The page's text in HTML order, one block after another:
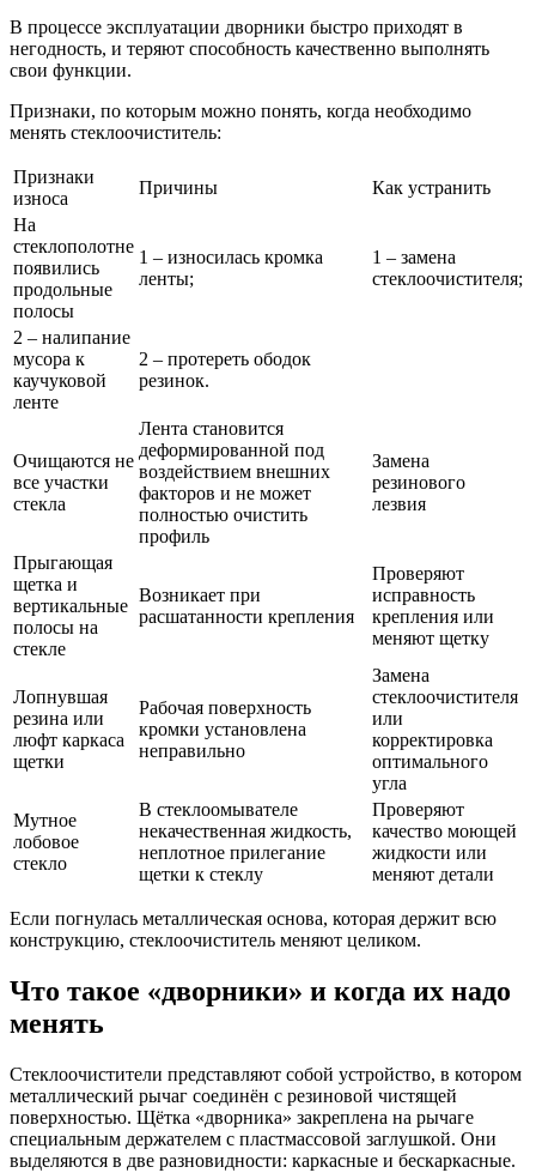
В процессе эксплуатации дворники быстро приходят в
негодность, и теряют способность качественно выполнять
свои функции.
Признаки, по которым можно понять, когда необходимо
менять стеклоочиститель:
Признаки
износа
Причины
Как устранить
На
стеклополотне
появились
продольные
полосы
1 – износилась кромка
ленты;
1 – замена
стеклоочистителя;
2 – налипание
мусора к
каучуковой
ленте
2 – протереть ободок
резинок.
Очищаются не
все участки
стекла
Лента становится
деформированной под
воздействием внешних
факторов и не может
полностью очистить
профиль
Замена
резинового
лезвия
Прыгающая
щетка и
вертикальные
полосы на
стекле
Возникает при
расшатанности крепления
Проверяют
исправность
крепления или
меняют щетку
Лопнувшая
резина или
люфт каркаса
щетки
Рабочая поверхность
кромки установлена
неправильно
Замена
стеклоочистителя
или
корректировка
оптимального
угла
Мутное
лобовое
стекло
В стеклоомывателе
некачественная жидкость,
неплотное прилегание
щетки к стеклу
Проверяют
качество моющей
жидкости или
меняют детали
Если погнулась металлическая основа, которая держит всю
конструкцию, стеклоочиститель меняют целиком.
Что такое «дворники» и когда их надо
менять
Стеклоочистители представляют собой устройство, в котором
металлический рычаг соединён с резиновой чистящей
поверхностью. Щётка «дворника» закреплена на рычаге
специальным держателем с пластмассовой заглушкой. Они
выделяются в две разновидности: каркасные и бескаркасные.